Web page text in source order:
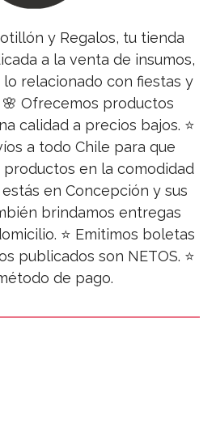
y Regalos, tu tienda
a la venta de insumos,
relacionado con fiestas y
Ofrecemos productos
calidad a precios bajos. ⭐
a todo Chile para que
en la comodidad
en Concepción y sus
brindamos entregas
⭐ Emitimos boletas
publicados son NETOS. ⭐
de pago.